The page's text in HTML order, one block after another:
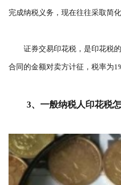
完成纳税义务，现在往往采取简化
证券交易印花税，是印花税的
合同的金额对卖方计征，税率为
3、一般纳税人印花税怎